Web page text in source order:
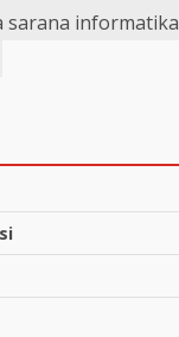
sarana informatika